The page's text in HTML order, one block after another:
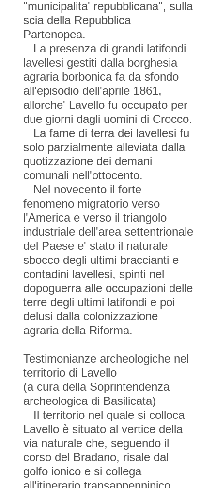
"municipalita' repubblicana", sulla
scia della Repubblica
Partenopea.
La presenza di grandi latifondi
lavellesi gestiti dalla borghesia
agraria borbonica fa da sfondo
all'episodio dell'aprile 1861,
allorche' Lavello fu occupato per
due giorni dagli uomini di Crocco.
La fame di terra dei lavellesi fu
solo parzialmente alleviata dalla
quotizzazione dei demani
comunali nell'ottocento.
Nel novecento il forte
fenomeno migratorio verso
l'America e verso il triangolo
industriale dell'area settentrionale
del Paese e' stato il naturale
sbocco degli ultimi braccianti e
contadini lavellesi, spinti nel
dopoguerra alle occupazioni delle
terre degli ultimi latifondi e poi
delusi dalla colonizzazione
agraria della Riforma.
Testimonianze archeologiche nel
territorio di Lavello
(a cura della Soprintendenza
archeologica di Basilicata)
Il territorio nel quale si colloca
Lavello è situato al vertice della
via naturale che, seguendo il
corso del Bradano, risale dal
golfo ionico e si collega
all'itinerario transappenninico